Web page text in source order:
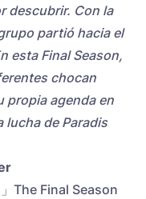
descubrir. Con la
partió hacia el
esta Final Season,
chocan
propia agenda en
lucha de Paradis
The Final Season